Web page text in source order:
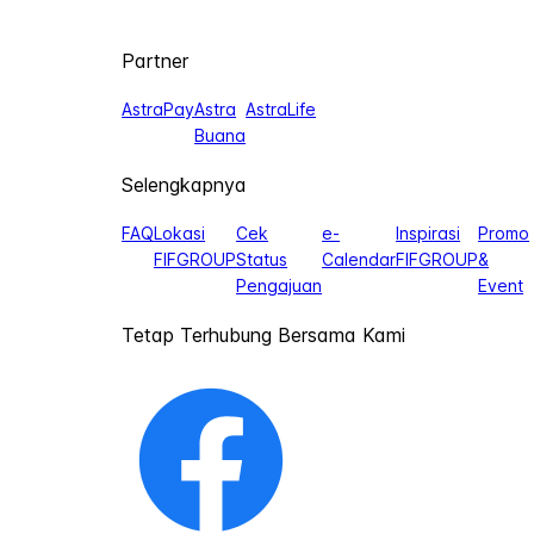
Partner
AstraPayAstra
Buana
AstraLife
Selengkapnya
FAQLokasi
FIFGROUP
Cek
Status
Pengajuan
e-
Calendar
Inspirasi
FIFGROUP
Promo
&
Event
Tetap Terhubung Bersama Kami